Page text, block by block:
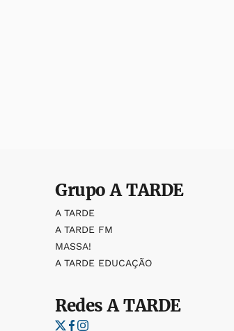
GrupoA TARDE
A TARDE
A TARDE FM
MASSA!
A TARDE EDUCAÇÃO
RedesA TARDE